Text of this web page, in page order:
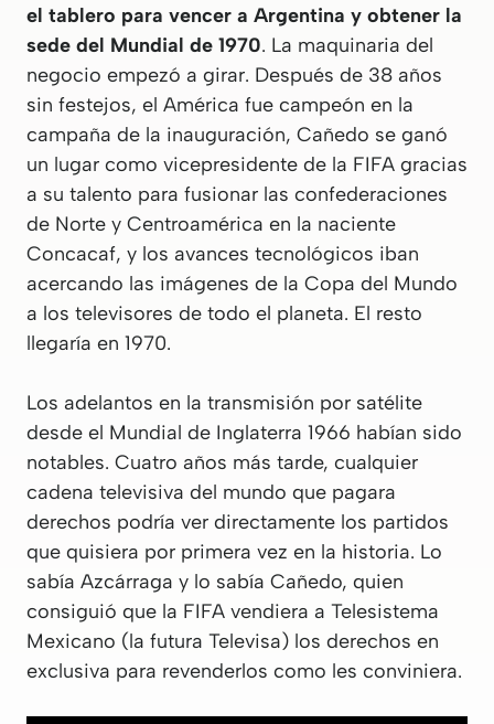
el tablero para vencer a Argentina y obtener la
sede del Mundial de 1970. La maquinaria del
negocio empezó a girar. Después de 38 años
sin festejos, el América fue campeón en la
campaña de la inauguración, Cañedo se ganó
un lugar como vicepresidente de la FIFA gracias
a su talento para fusionar las confederaciones
de Norte y Centroamérica en la naciente
Concacaf, y los avances tecnológicos iban
acercando las imágenes de la Copa del Mundo
a los televisores de todo el planeta. El resto
llegaría en 1970.
Los adelantos en la transmisión por satélite
desde el Mundial de Inglaterra 1966 habían sido
notables. Cuatro años más tarde, cualquier
cadena televisiva del mundo que pagara
derechos podría ver directamente los partidos
que quisiera por primera vez en la historia. Lo
sabía Azcárraga y lo sabía Cañedo, quien
consiguió que la FIFA vendiera a Telesistema
Mexicano (la futura Televisa) los derechos en
exclusiva para revenderlos como les conviniera.